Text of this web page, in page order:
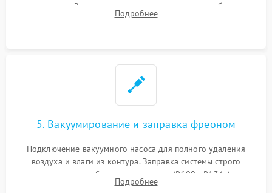
осушителя. Замена изношенных вентиляторов обдува,
сломанных заслонок или поврежденных дверных петель.
Подробнее
5. Вакуумирование и заправка фреоном
Подключение вакуумного насоса для полного удаления
воздуха и влаги из контура. Заправка системы строго
дозированным объемом хладагента (R600a, R134a) по
электронным весам. Контроль рабочего давления в системе.
Подробнее